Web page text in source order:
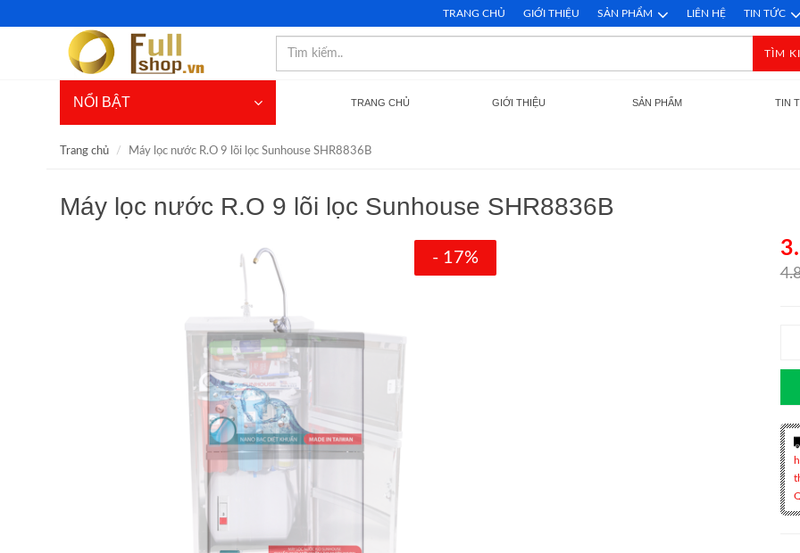
TRANG CHỦ GIỚI THIỆU SẢN PHẨM LIÊN HỆ TIN TỨC
TÌM
NỔI BẬT TRANG CHỦ GIỚI THIỆU SẢN PHẨM TIN
Trang chủ Máy lọc nước R.O 9 lõi lọc Sunhouse SHR8836B
Máy lọc nước R.O 9 lõi lọc Sunhouse SHR8836B
- 17%